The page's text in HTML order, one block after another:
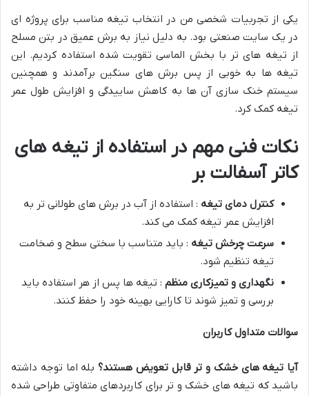
یکی از تجربیات شخصی من در انتخاب تیغه مناسب برای پروژه ای
در یک سایت صنعتی بود. به دلیل نیاز به برش عمیق در بتن مسلح
از تیغه های تر با بخش الماسی تقویت شده استفاده کردیم. این
تیغه ها به خوبی از پس برش های سنگین برآمدند و همچنین
سیستم خنک سازی آن ها به کاهش ساییدگی و افزایش طول عمر
تیغه کمک کرد.
نکات فنی مهم در استفاده از تیغه های
کاتر آسفالت بر
کنترل دمای تیغه : استفاده از آب در برش های طولانی تر به
افزایش عمر تیغه کمک می کند.
سرعت چرخش تیغه : باید متناسب با سختی سطح و ضخامت
تیغه تنظیم شود.
نگهداری و تمیزکاری منظم : تیغه ها پس از هر استفاده باید
بررسی و تمیز شوند تا کارایی بهینه خود را حفظ کنند.
سوالات متداول کاربران
آیا تیغه های خشک و تر قابل تعویض هستند؟ بله اما توجه داشته
باشید که تیغه های خشک و تر برای کاربردهای متفاوتی طراحی شده